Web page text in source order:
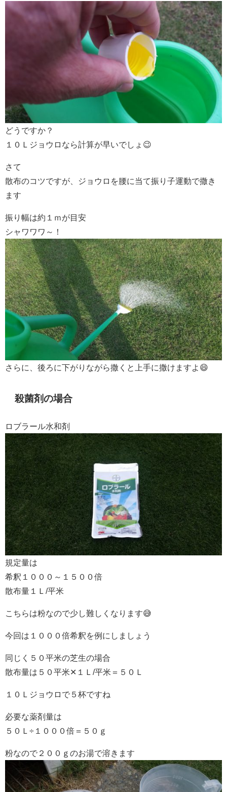
どうですか？
１０Ｌジョウロなら計算が早いでしょ😉
さて
散布のコツですが、ジョウロを腰に当て振り子運動で撒き
ます
振り幅は約１ｍが目安
シャワワワ～！
さらに、後ろに下がりながら撒くと上手に撒けますよ😄
殺菌剤の場合
ロブラール水和剤
規定量は
希釈１０００～１５００倍
散布量１Ｌ/平米
こちらは粉なので少し難しくなります😅
今回は１０００倍希釈を例にしましょう
同じく５０平米の芝生の場合
散布量は５０平米✕１Ｌ/平米＝５０Ｌ
１０Ｌジョウロで５杯ですね
必要な薬剤量は
５０Ｌ÷１０００倍＝５０ｇ
粉なので２００ｇのお湯で溶きます